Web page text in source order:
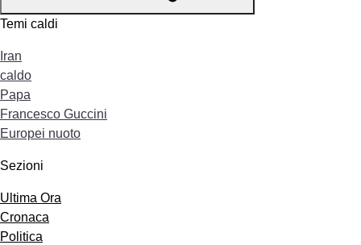
Temi caldi
Iran
caldo
Papa
Francesco Guccini
Europei nuoto
Sezioni
Ultima Ora
Cronaca
Politica